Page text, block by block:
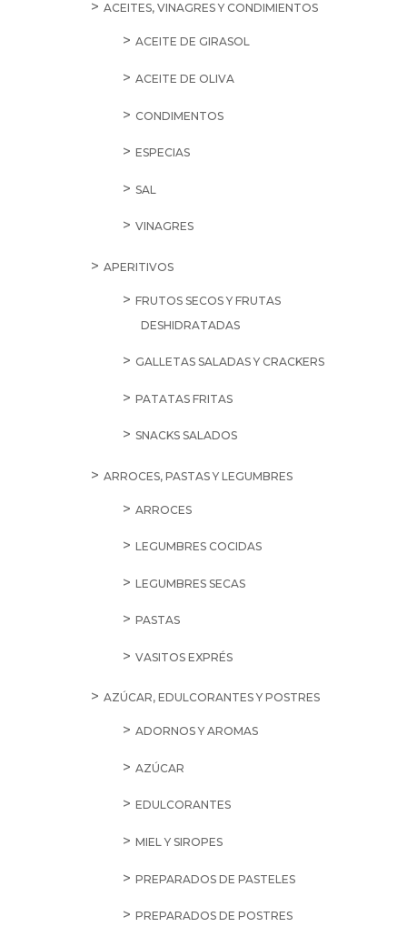
ACEITES, VINAGRES Y CONDIMIENTOS
ACEITE DE GIRASOL
ACEITE DE OLIVA
CONDIMENTOS
ESPECIAS
SAL
VINAGRES
APERITIVOS
FRUTOS SECOS Y FRUTAS
DESHIDRATADAS
GALLETAS SALADAS Y CRACKERS
PATATAS FRITAS
SNACKS SALADOS
ARROCES, PASTAS Y LEGUMBRES
ARROCES
LEGUMBRES COCIDAS
LEGUMBRES SECAS
PASTAS
VASITOS EXPRÉS
AZÚCAR, EDULCORANTES Y POSTRES
ADORNOS Y AROMAS
AZÚCAR
EDULCORANTES
MIEL Y SIROPES
PREPARADOS DE PASTELES
PREPARADOS DE POSTRES